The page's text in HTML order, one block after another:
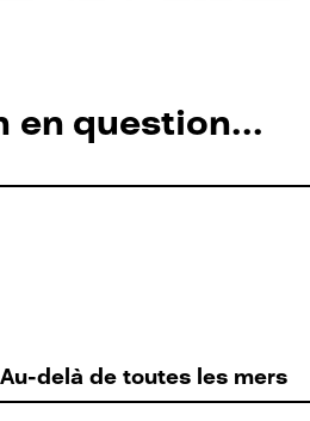
en question...
Au-delà de toutes les mers